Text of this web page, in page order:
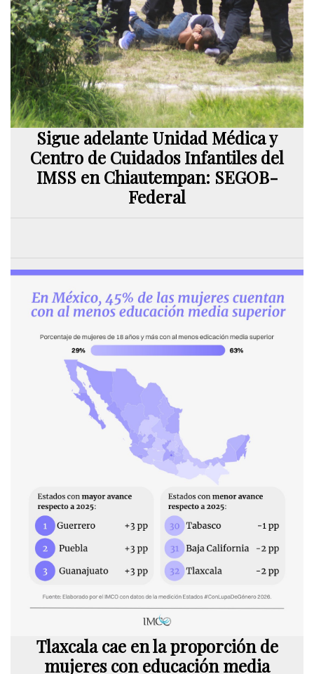
Sigue adelante Unidad Médica y
Centro de Cuidados Infantiles del
IMSS en Chiautempan: SEGOB-
Federal
Tlaxcala cae en la proporción de
mujeres con educación media